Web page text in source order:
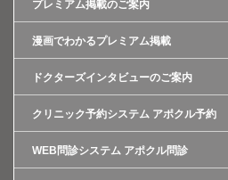
プレミアム掲載のご案内
漫画でわかるプレミアム掲載
ドクターズインタビューのご案内
クリニック予約システム アポクル予約
WEB問診システム アポクル問診